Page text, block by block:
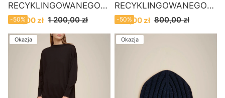
RECYKLINGOWANEGO
KASZMIRU LIVIANA
CONTI
Cena promocyjna
600,00 zł 1 200,00 zł
-50%
RECYKLINGOWANEGO
KASZMIRU Z
MIKROKORALIKAMI
LIVIANA CONTI
Cena promocyjna
400,00 zł 800,00 zł
-50%
Okazja Okazja